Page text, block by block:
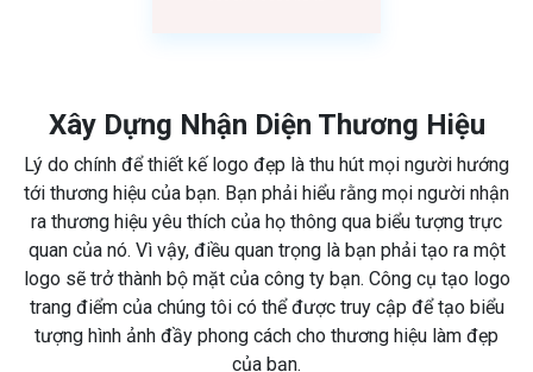
Xây Dựng Nhận Diện Thương Hiệu
Lý do chính để thiết kế logo đẹp là thu hút mọi người hướng
tới thương hiệu của bạn. Bạn phải hiểu rằng mọi người nhận
ra thương hiệu yêu thích của họ thông qua biểu tượng trực
quan của nó. Vì vậy, điều quan trọng là bạn phải tạo ra một
logo sẽ trở thành bộ mặt của công ty bạn. Công cụ tạo logo
trang điểm của chúng tôi có thể được truy cập để tạo biểu
tượng hình ảnh đầy phong cách cho thương hiệu làm đẹp
của bạn.